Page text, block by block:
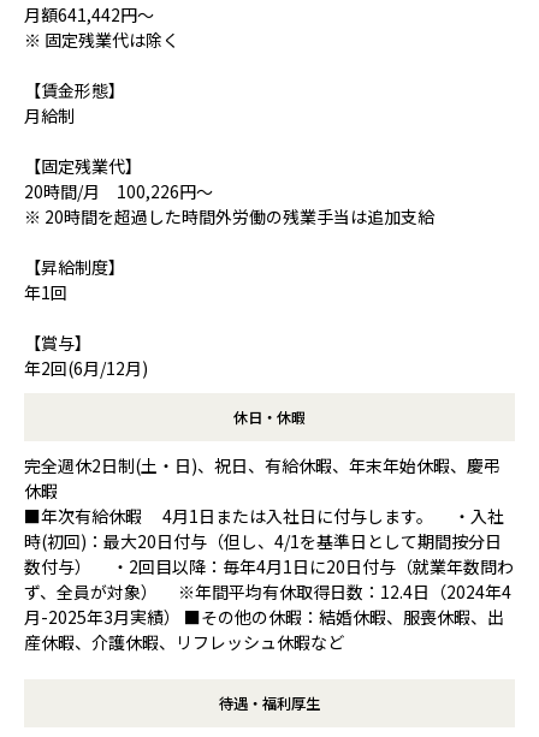
月額641,442円～
※ 固定残業代は除く
【賃金形態】
月給制
【固定残業代】
20時間/月 100,226円～
※ 20時間を超過した時間外労働の残業手当は追加支給
【昇給制度】
年1回
【賞与】
年2回(6月/12月)
休日・休暇
完全週休2日制(土・日)、祝日、有給休暇、年末年始休暇、慶弔
休暇
■年次有給休暇 4月1日または入社日に付与します。 ・入社
時(初回)：最大20日付与（但し、4/1を基準日として期間按分日
数付与） ・2回目以降：毎年4月1日に20日付与（就業年数問わ
ず、全員が対象） ※年間平均有休取得日数：12.4日（2024年4
月-2025年3月実績） ■その他の休暇：結婚休暇、服喪休暇、出
産休暇、介護休暇、リフレッシュ休暇など
待遇・福利厚生